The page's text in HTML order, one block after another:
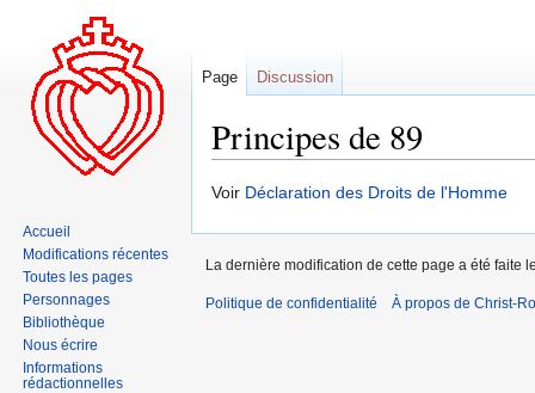
Principes de 89
Aller
navigation
Aller
recherche
Voir Déclaration des Droits de l'Homme
Page Discussion
Accueil
Modifications récentes
Toutes les pages
Personnages
Bibliothèque
Nous écrire
Informations
rédactionnelles
La dernière modification de cette page a été faite
Politique de confidentialité À propos de Christ-